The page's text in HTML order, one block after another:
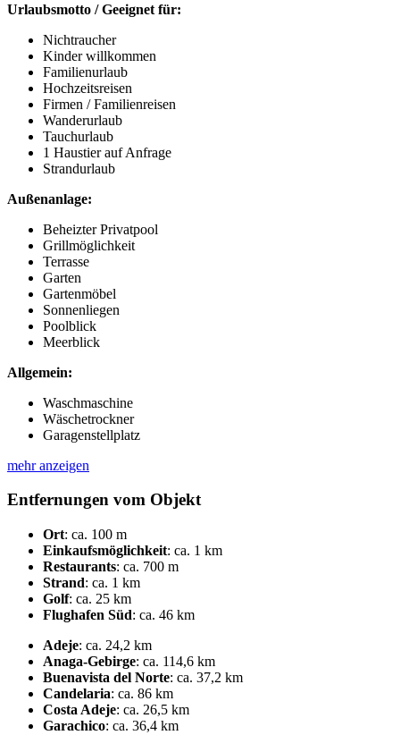
Urlaubsmotto / Geeignet für:
Nichtraucher
Kinder willkommen
Familienurlaub
Hochzeitsreisen
Firmen / Familienreisen
Wanderurlaub
Tauchurlaub
1 Haustier auf Anfrage
Strandurlaub
Außenanlage:
Beheizter Privatpool
Grillmöglichkeit
Terrasse
Garten
Gartenmöbel
Sonnenliegen
Poolblick
Meerblick
Allgemein:
Waschmaschine
Wäschetrockner
Garagenstellplatz
mehr anzeigen
Entfernungen vom Objekt
Ort: ca. 100 m
Einkaufsmöglichkeit: ca. 1 km
Restaurants: ca. 700 m
Strand: ca. 1 km
Golf: ca. 25 km
Flughafen Süd: ca. 46 km
Adeje: ca. 24,2 km
Anaga-Gebirge: ca. 114,6 km
Buenavista del Norte: ca. 37,2 km
Candelaria: ca. 86 km
Costa Adeje: ca. 26,5 km
Garachico: ca. 36,4 km